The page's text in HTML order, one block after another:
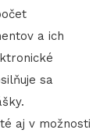
a ich
sa
aj v možnosti